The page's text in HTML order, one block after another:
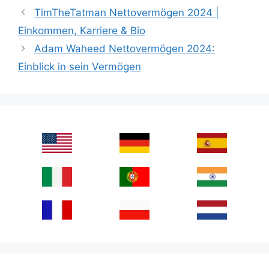
TimTheTatman Nettovermögen 2024 |
Einkommen, Karriere & Bio
Adam Waheed Nettovermögen 2024:
Einblick in sein Vermögen